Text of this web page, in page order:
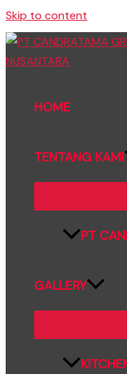
Skip to content
HOME
TENTANG KAMI
PT
GALLERY